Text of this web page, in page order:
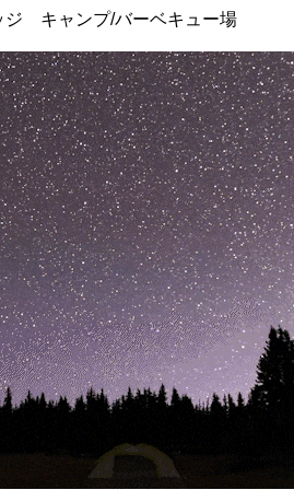
ジ キャンプ/バーベキュー場